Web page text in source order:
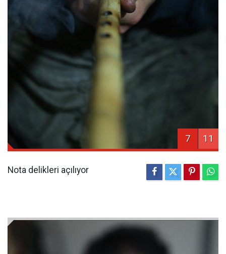
7 11
Nota delikleri açılıyor